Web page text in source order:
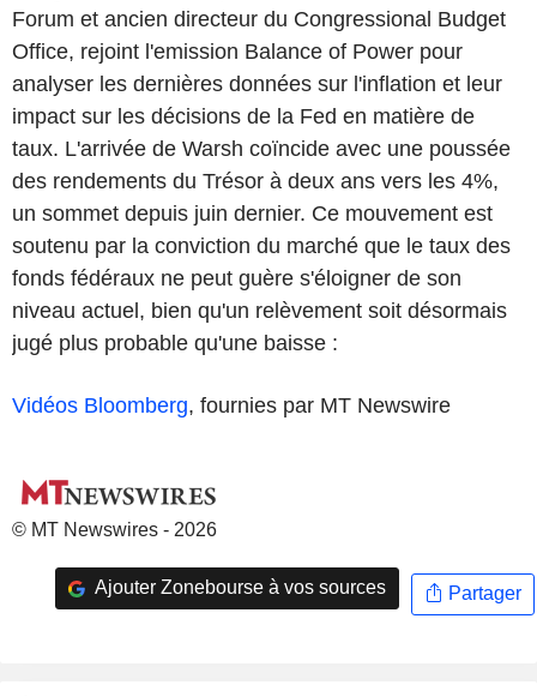
Forum et ancien directeur du Congressional Budget
Office, rejoint l'emission Balance of Power pour
analyser les dernières données sur l'inflation et leur
impact sur les décisions de la Fed en matière de
taux. L'arrivée de Warsh coïncide avec une poussée
des rendements du Trésor à deux ans vers les 4%,
un sommet depuis juin dernier. Ce mouvement est
soutenu par la conviction du marché que le taux des
fonds fédéraux ne peut guère s'éloigner de son
niveau actuel, bien qu'un relèvement soit désormais
jugé plus probable qu'une baisse :
Vidéos Bloomberg, fournies par MT Newswire
© MT Newswires - 2026
Ajouter Zonebourse à vos sources Partager